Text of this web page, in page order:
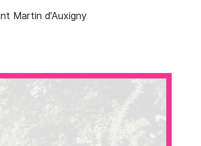
Martin d'Auxigny